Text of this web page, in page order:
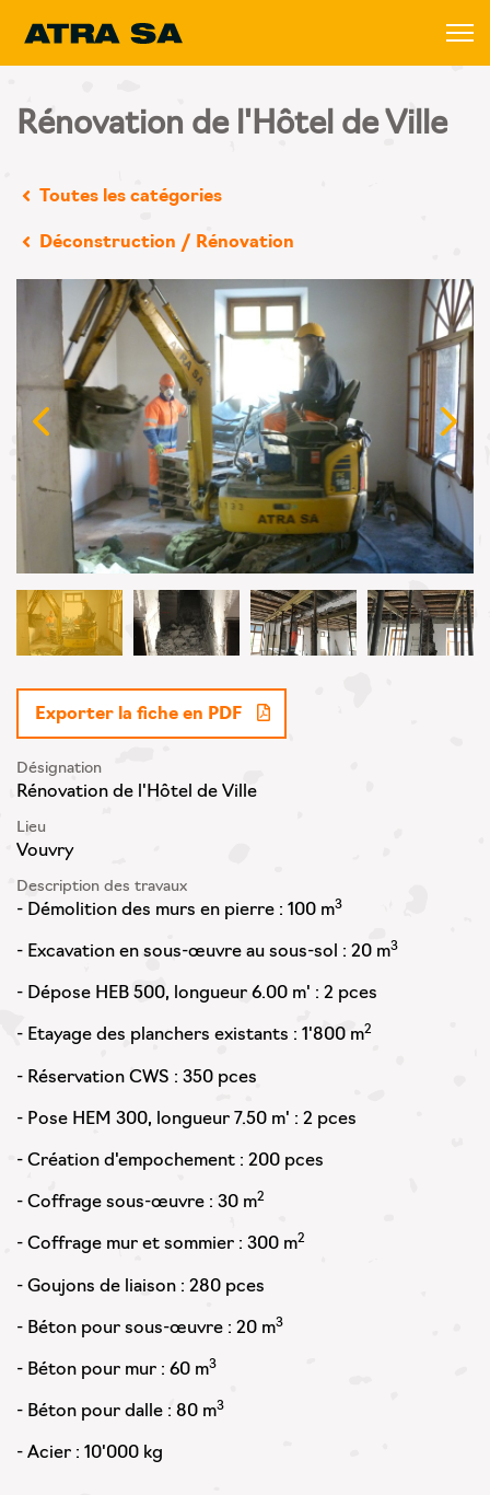
Rénovation de l'Hôtel de Ville
Toutes les catégories
Déconstruction / Rénovation
Exporter la fiche en PDF
Désignation
Rénovation de l'Hôtel de Ville
Lieu
Vouvry
Description des travaux
- Démolition des murs en pierre : 100 m3
- Excavation en sous-œuvre au sous-sol : 20 m3
- Dépose HEB 500, longueur 6.00 m' : 2 pces
- Etayage des planchers existants : 1'800 m2
- Réservation CWS : 350 pces
- Pose HEM 300, longueur 7.50 m' : 2 pces
- Création d'empochement : 200 pces
- Coffrage sous-œuvre : 30 m2
- Coffrage mur et sommier : 300 m2
- Goujons de liaison : 280 pces
- Béton pour sous-œuvre : 20 m3
- Béton pour mur : 60 m3
- Béton pour dalle : 80 m3
- Acier : 10'000 kg